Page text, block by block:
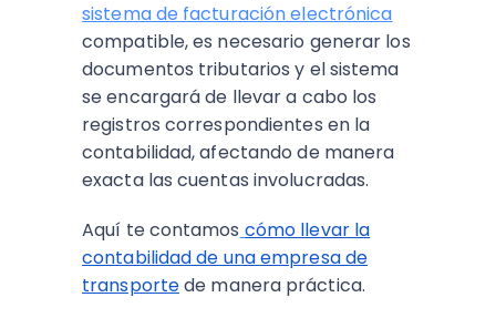
sistema de facturación electrónica
compatible, es necesario generar los
documentos tributarios y el sistema
se encargará de llevar a cabo los
registros correspondientes en la
contabilidad, afectando de manera
exacta las cuentas involucradas.
Aquí te contamos cómo llevar la
contabilidad de una empresa de
transportede manera práctica.